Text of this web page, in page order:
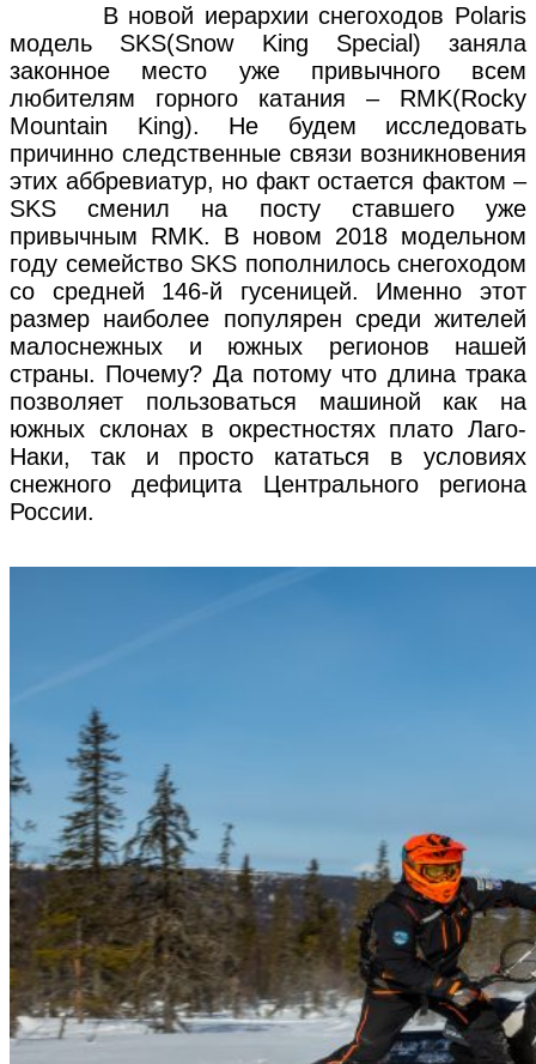
В новой иерархии снегоходов Polaris
модель SKS(Snow King Special) заняла
законное место уже привычного всем
любителям горного катания – RMK(Rocky
Mountain King). Не будем исследовать
причинно следственные связи возникновения
этих аббревиатур, но факт остается фактом –
SKS сменил на посту ставшего уже
привычным RMK. В новом 2018 модельном
году семейство SKS пополнилось снегоходом
со средней 146-й гусеницей. Именно этот
размер наиболее популярен среди жителей
малоснежных и южных регионов нашей
страны. Почему? Да потому что длина трака
позволяет пользоваться машиной как на
южных склонах в окрестностях плато Лаго-
Наки, так и просто кататься в условиях
снежного дефицита Центрального региона
России.